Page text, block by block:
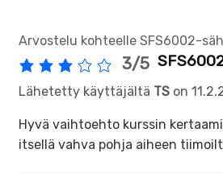
Arvostelu kohteelle SFS6002-
3/5
Lähetetty käyttäjältä TSon
Hyvä vaihtoehto kurssin
itsellä vahva pohja aiheen